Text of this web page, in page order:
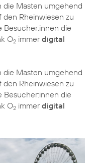
die Masten umgehend
den Rheinwiesen zu
Besucher:innen die
O2 immerdigital
die Masten umgehend
den Rheinwiesen zu
Besucher:innen die
O2 immerdigital